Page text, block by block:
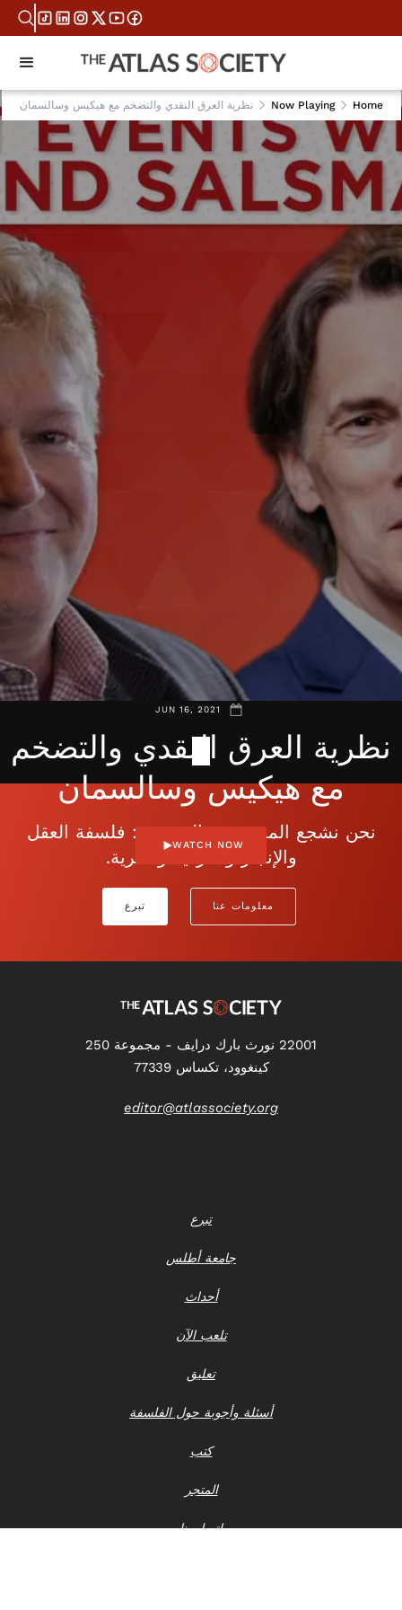
JUN 16, 2021
نظرية العرق النقدي والتضخم
مع هيكيس وسالسمان
WATCH NOW
Home
Now Playing نظرية العرق النقدي والتضخم مع هيكيس وسالسمان
نحن نشجع الموضوعية المفتوحة: فلسفة العقل
والإنجاز والفردية والحرية.
معلومات عنا تبرع
22001 نورث بارك درايف - مجموعة 250
كينغوود، تكساس 77339
editor@atlassociety.org
تبرع
جامعة أطلس
أحداث
تلعب الآن
تعليق
أسئلة وأجوبة حول الفلسفة
كتب
المتجر
اتصل بنا